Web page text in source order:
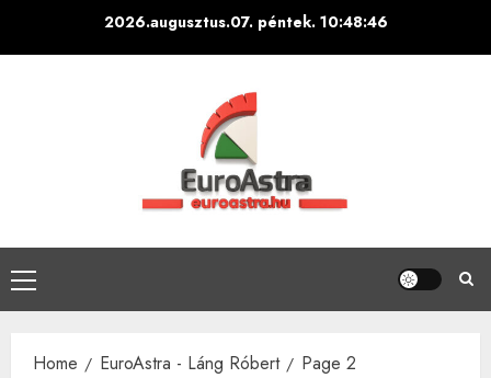
2026.augusztus.07. péntek.10:48:47
Primary
Menu
Home EuroAstra - Láng Róbert Page 2